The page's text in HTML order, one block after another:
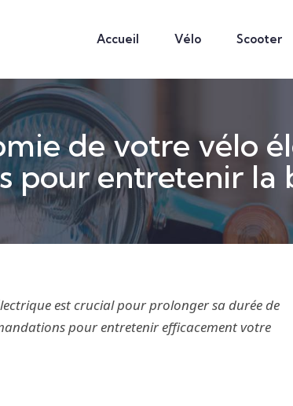
Accueil Vélo Scooter
de votre vélo
pour entretenir la
est crucial pour prolonger sa durée de
pour entretenir efficacement votre